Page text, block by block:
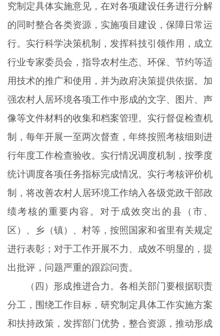
究制定具体实施意见，在对各项建设任务进行分解
的同时整合各类资源，实施项目建设，保障日常运
行。实行科学决策机制，发挥科技引领作用，成立
行业专家委员会，指导农村生态、环保、节约等适
用技术的推广和使用，并为政府决策提供依据。加
强农村人居环境各项工作中形成的文字、图片、声
像等文件材料的收集和档案管理。实行督促检查机
制，每年开展一至两次督查，年终按照考核细则进
行年度工作检查验收。实行情况调度机制，按季度
统计调度各项任务指标完成情况。实行考核评价机
制，将改善农村人居环境工作纳入各级党政干部政
绩考核的重要内容。对于成效突出的县（市、
区）、乡（镇）、村等，按照国家和省里有关规定
进行表彰；对于工作开展不力、成效不明显的，提
出批评，问题严重的跟踪问责。
（四）形成推进合力。各相关部门要根据职责
分工，围绕工作目标，研究制定具体工作实施方案
和扶持政策，发挥部门优势，整合资源，推动形成